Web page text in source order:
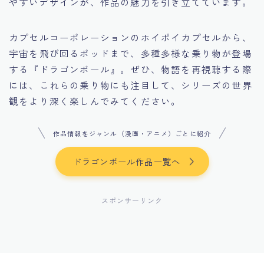
カプセルコーポレーションのホイポイカプセルから、
宇宙を飛び回るポッドまで、多種多様な乗り物が登場
する『ドラゴンボール』。ぜひ、物語を再視聴する際
には、これらの乗り物にも注目して、シリーズの世界
観をより深く楽しんでみてください。
作品情報をジャンル（漫画・アニメ）ごとに紹介
ドラゴンボール作品一覧へ
スポンサーリンク